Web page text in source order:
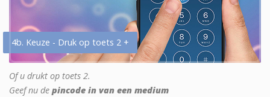
4b. Keuze - Druk op toets 2 +
Of u drukt op toets 2.
Geef nu de pincode in van een medium